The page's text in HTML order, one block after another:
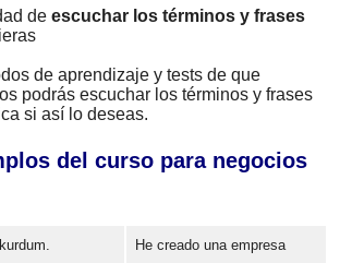
de escuchar los términos y frases
de aprendizaje y tests de que
podrás escuchar los términos y frases
si así lo deseas.
del curso para negocios
He creado una empresa